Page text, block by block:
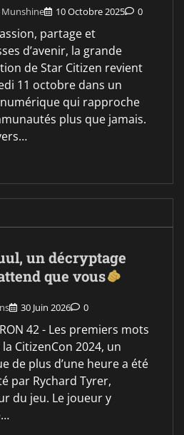
Munshine 10 Octobre 2025 0
partage et
d’avenir, la grande
de Star Citizen revient
11 octobre dans un
qui rapproche
plus que jamais.
un décryptage
que vous
30 Juin 2026 0
42 - Les premiers mots
CitizenCon 2024, un
de plus d’une heure a été
par Rychard Tyrer,
du jeu. Le joueur y